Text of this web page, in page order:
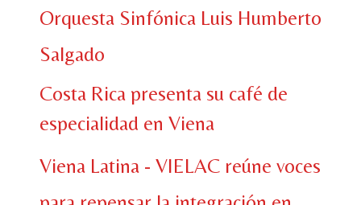
Orquesta Sinfónica Luis Humberto
Salgado
Costa Rica presenta su café de
especialidad en Viena
Viena Latina - VIELAC reúne voces